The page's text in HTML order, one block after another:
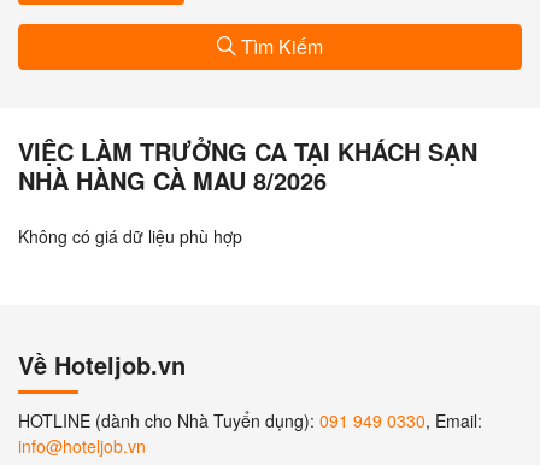
Tìm Kiếm
VIỆC LÀM TRƯỞNG CA TẠI KHÁCH SẠN
NHÀ HÀNG CÀ MAU 8/2026
Không có giá dữ liệu phù hợp
Về Hoteljob.vn
HOTLINE (dành cho Nhà Tuyển dụng): 091 949 0330, Email:
info@hoteljob.vn